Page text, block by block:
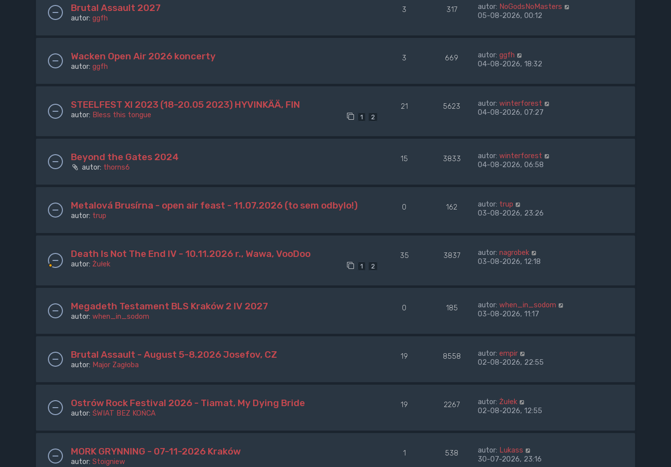
Brutal Assault 2027
autor: ggfh
3 317 autor: NoGodsNoMasters
05-08-2026, 00:12
Wacken Open Air 2026 koncerty
autor: ggfh
3 669 autor: ggfh
04-08-2026, 18:32
STEELFEST XI 2023 (18-20.05 2023) HYVINKÄÄ, FIN
autor: Bless this tongue 1 2
21 5623 autor: winterforest
04-08-2026, 07:27
Beyond the Gates 2024
autor: thorns6
15 3833 autor: winterforest
04-08-2026, 06:58
Metalová Brusírna - open air feast - 11.07.2026 (to sem odbylo!)
autor: trup
0 162 autor: trup
03-08-2026, 23:26
Death Is Not The End IV - 10.11.2026 r., Wawa, VooDoo
autor: Żułek 1 2
35 3837 autor: nagrobek
03-08-2026, 12:18
Megadeth Testament BLS Kraków 2 IV 2027
autor: when_in_sodom
0 185 autor: when_in_sodom
03-08-2026, 11:17
Brutal Assault - August 5-8.2026 Josefov, CZ
autor: Major Zagłoba
19 8558 autor: empir
02-08-2026, 22:55
Ostrów Rock Festival 2026 - Tiamat, My Dying Bride
autor: ŚWIAT BEZ KOŃCA
19 2267 autor: Żułek
02-08-2026, 12:55
MORK GRYNNING - 07-11-2026 Kraków
autor: Stoigniew
1 538 autor: Lukass
30-07-2026, 23:16